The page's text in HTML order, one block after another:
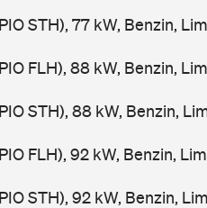
STH), 77 kW, Benzin,
FLH), 88 kW, Benzin,
STH), 88 kW, Benzin,
FLH), 92 kW, Benzin,
STH), 92 kW, Benzin,